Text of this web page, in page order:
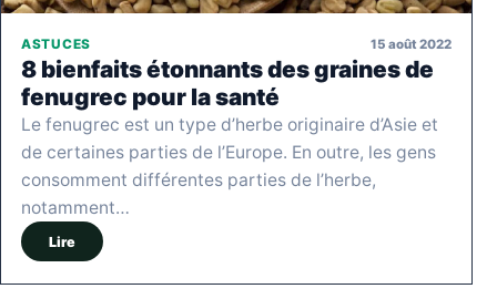
ASTUCES 15 août 2022
8 bienfaits étonnants des graines de
fenugrec pour la santé
Le fenugrec est un type d’herbe originaire d’Asie et
de certaines parties de l’Europe. En outre, les gens
consomment différentes parties de l’herbe,
notamment…
Lire